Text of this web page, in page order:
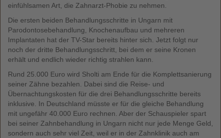
einfühlsamen Art, die Zahnarzt-Phobie zu nehmen.
Die ersten beiden Behandlungsschritte in Ungarn mit
Parodontosebehandlung, Knochenaufbau und mehreren
Implantaten hat der TV-Star bereits hinter sich. Jetzt folgt nur
noch der dritte Behandlungsschritt, bei dem er seine Kronen
erhält und endlich wieder richtig strahlen kann.
Rund 25.000 Euro wird Sholti am Ende für die Komplettsanierung
seiner Zähne bezahlen. Dabei sind die Reise- und
Übernachtungskosten für die drei Behandlungsschritte bereits
inklusive. In Deutschland müsste er für die gleiche Behandlung
mit ungefähr 40.000 Euro rechnen. Aber der Schauspieler spart
bei seiner Zahnbehandlung in Ungarn nicht nur jede Menge Geld,
sondern auch sehr viel Zeit, weil er in der Zahnklinik auch am